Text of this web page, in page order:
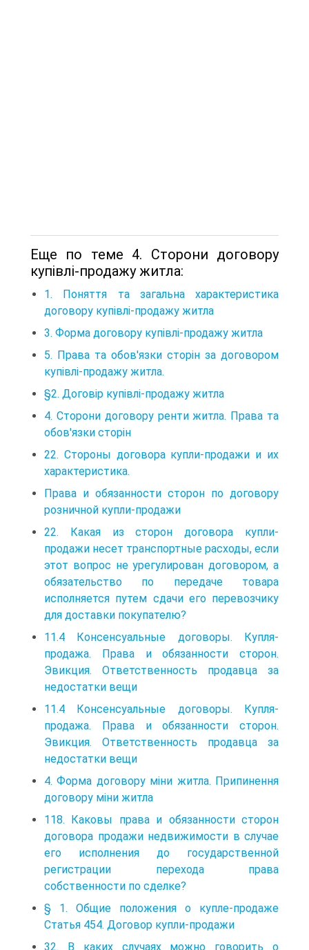
Еще по теме 4. Сторони договору
купівлі-продажу житла:
1. Поняття та загальна характеристика
договору купівлі-продажу житла
3. Форма договору купівлі-продажу житла
5. Права та обов'язки сторін за договором
купівлі-продажу житла.
§2. Договір купівлі-продажу житла
4. Сторони договору ренти житла. Права та
обов'язки сторін
22. Стороны договора купли-продажи и их
характеристика.
Права и обязанности сторон по договору
розничной купли-продажи
22. Какая из сторон договора купли-
продажи несет транспортные расходы, если
этот вопрос не урегулирован договором, а
обязательство по передаче товара
исполняется путем сдачи его перевозчику
для доставки покупателю?
11.4 Консенсуальные договоры. Купля-
продажа. Права и обязанности сторон.
Эвикция. Ответственность продавца за
недостатки вещи
11.4 Консенсуальные договоры. Купля-
продажа. Права и обязанности сторон.
Эвикция. Ответственность продавца за
недостатки вещи
4. Форма договору міни житла. Припинення
договору міни житла
118. Каковы права и обязанности сторон
договора продажи недвижимости в случае
его исполнения до государственной
регистрации перехода права
собственности по сделке?
§ 1. Общие положения о купле-продаже
Статья 454. Договор купли-продажи
32. В каких случаях можно говорить о